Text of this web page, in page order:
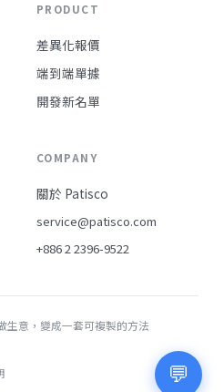
PRODUCT
差異化報價
端到端單據
開發新名單
COMPANY
關於 Patisco
service@patisco.com
+886 2 2396-9522
意，變成一套可複製的方法
💬